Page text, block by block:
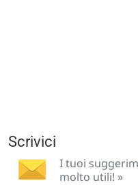
Scrivici
I tuoi
molto utili! »